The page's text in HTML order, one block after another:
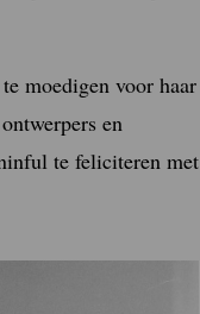
moedigen voor haar
en
te feliciteren met